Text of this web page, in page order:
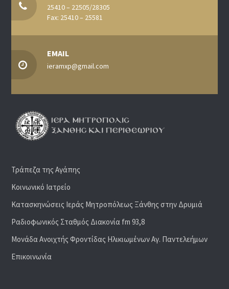
25410 – 22505/28305
Fax: 25410 – 25581
EMAIL
ieramxp@gmail.com
Τράπεζα της Αγάπης
Κοινωνικό Ιατρείο
Κατασκηνώσεις Ιεράς Μητροπόλεως Ξάνθης στην Δρυμιά
Ραδιoφωνικός Σταθμός Διακονία fm 93,8
Μονάδα Ανοιχτής Φροντίδας Ηλικιωμένων Αγ. Παντελεήμων
Επικοινωνία